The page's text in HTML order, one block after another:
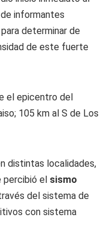
informantes
determinar de
de este fuerte
el epicentro del
105 km al S de Los
distintas localidades,
percibió el sismo
del sistema de
con sistema